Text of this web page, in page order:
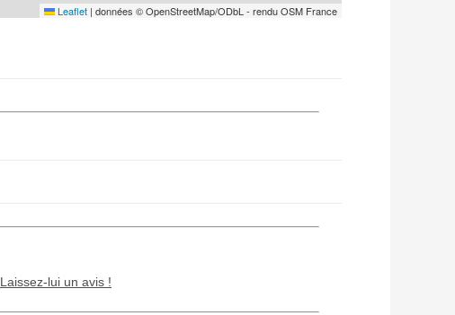
Leaflet | données © OpenStreetMap/ODbL - rendu OSM France
Laissez-lui un avis !